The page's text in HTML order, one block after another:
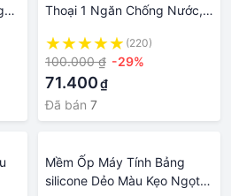
Thoại 1 Ngăn Chống Nước,
Kiện Máy Tính Bảng Củ Cáp
Sạc Ổ Cứng Sạc Dự Phòng
Chính hãng Amalife – Ama01
(220)
100.000 ₫ -29%
71.400₫
Đã bán 7
Mềm Ốp Máy Tính Bảng
silicone Dẻo Màu Kẹo Ngọt